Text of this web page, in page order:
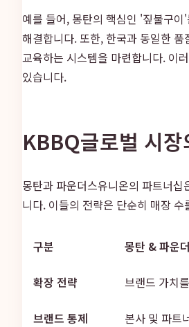
예를 들어, 몽탄의 핵심인 '짚불구
해결합니다. 또한, 한국과 동일한
교육하는 시스템을 마련합니다. 이
있습니다.
KBBQ글로벌 시
몽탄과 파운더스유니온의 파트너
니다. 이들의 전략은 단순히 매장
구분 몽탄 & 파운
확장 전략 브랜드 가치
브랜드 통제 본사 및 파트